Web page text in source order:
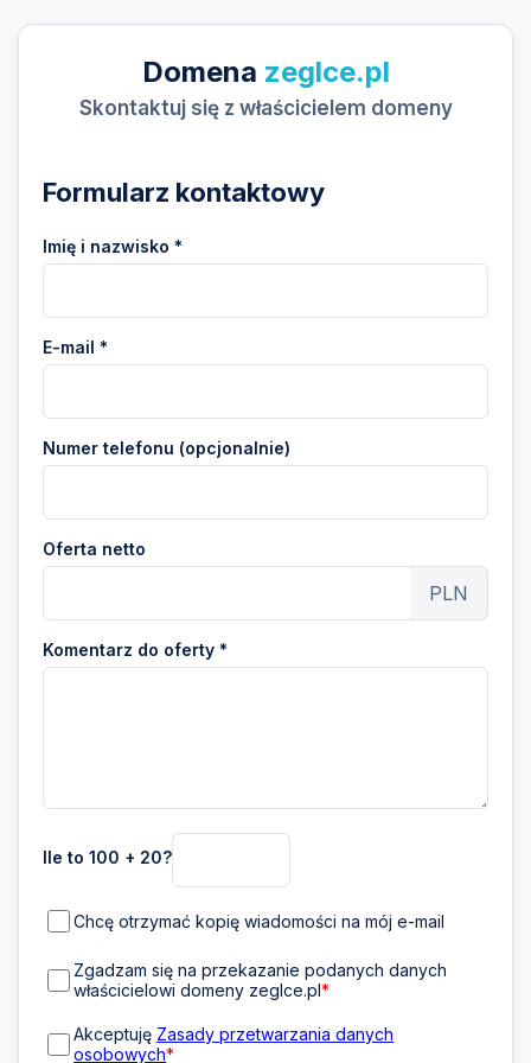
Domena zeglce.pl
Skontaktuj się z właścicielem domeny
Formularz kontaktowy
Imię i nazwisko *
E-mail *
Numer telefonu (opcjonalnie)
Oferta netto
PLN
Komentarz do oferty *
Ile to 100 + 20?
Chcę otrzymać kopię wiadomości na mój e-mail
Zgadzam się na przekazanie podanych danych
właścicielowi domeny zeglce.pl*
Akceptuję Zasady przetwarzania danych
osobowych*